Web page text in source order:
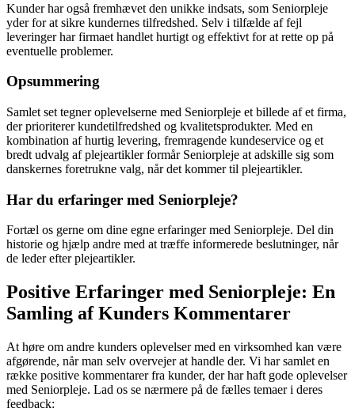
Kunder har også fremhævet den unikke indsats, som Seniorpleje
yder for at sikre kundernes tilfredshed. Selv i tilfælde af fejl
leveringer har firmaet handlet hurtigt og effektivt for at rette op på
eventuelle problemer.
Opsummering
Samlet set tegner oplevelserne med Seniorpleje et billede af et firma,
der prioriterer kundetilfredshed og kvalitetsprodukter. Med en
kombination af hurtig levering, fremragende kundeservice og et
bredt udvalg af plejeartikler formår Seniorpleje at adskille sig som
danskernes foretrukne valg, når det kommer til plejeartikler.
Har du erfaringer med Seniorpleje?
Fortæl os gerne om dine egne erfaringer med Seniorpleje. Del din
historie og hjælp andre med at træffe informerede beslutninger, når
de leder efter plejeartikler.
Positive Erfaringer med Seniorpleje: En
Samling af Kunders Kommentarer
At høre om andre kunders oplevelser med en virksomhed kan være
afgørende, når man selv overvejer at handle der. Vi har samlet en
række positive kommentarer fra kunder, der har haft gode oplevelser
med Seniorpleje. Lad os se nærmere på de fælles temaer i deres
feedback: